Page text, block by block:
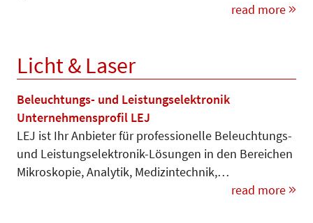
read more
Licht & Laser
Beleuchtungs- und Leistungselektronik
Unternehmensprofil LEJ
LEJ ist Ihr Anbieter für professio­nelle Beleuchtungs-
und Leis­tungs­­elektronik-Lösungen in den Berei­chen
Mikroskopie, Analytik, Medi­zintechnik,…
read more